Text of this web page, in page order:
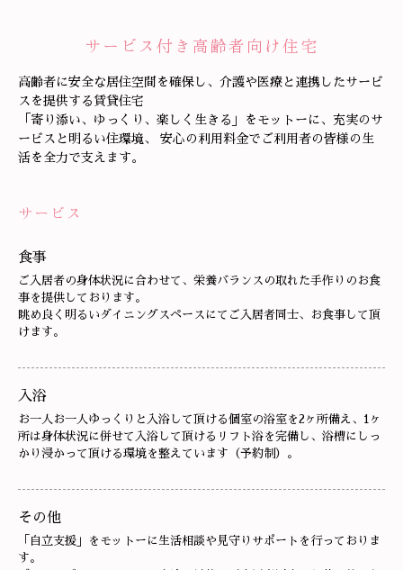
サービス付き高齢者向け住宅
高齢者に安全な居住空間を確保し、介護や医療と連携したサービ
スを提供する賃貸住宅
「寄り添い、ゆっくり、楽しく生きる」をモットーに、充実のサ
ービスと明るい住環境、
安心の利用料金でご利用者の皆様の生
活を全力で支えます。
サービス
食事
ご入居者の身体状況に合わせて、栄養バランスの取れた手作りのお食
事を提供しております。
眺め良く明るいダイニングスペースにてご入居者同士、お食事して頂
けます。
入浴
お一人お一人ゆっくりと入浴して頂ける個室の浴室を2ヶ所備え、1ヶ
所は身体状況に併せて入浴して頂けるリフト浴を完備し、浴槽にしっ
かり浸かって頂ける環境を整えています（予約制）。
その他
「自立支援」をモットーに生活相談や見守りサポートを行っておりま
す。